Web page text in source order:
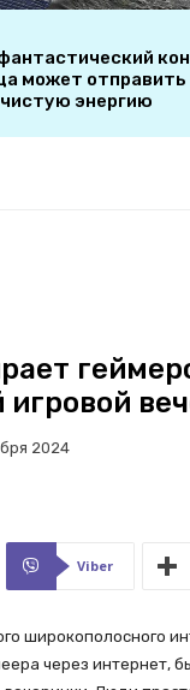
может
энергию